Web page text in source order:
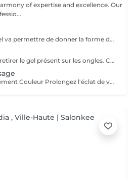
of expertise and excellence. Our
La pose complète en gel va permettre de donner la forme désirée en rallongeant (ou pas) les ongles (préalablement préparés) soit par la technique du chablon (rallongement au gel) soit par les capsules. Ensuite vient la pose du gel qui sera façonné et enfin la pose de la couleur ou de la French.
La dépose de gel sert à retirer le gel présent sur les ongles. Cette prestation comprend uniquement le ponçage du gel et le raccourcissement des ongles.
Polissage & Rafraîchissement Couleur Prolongez l'éclat de votre pose en toute simplicité. Après une pose complète ou un remplissage, profitez de ce service rapide qui permet de rafraîchir vos ongles sans recommencer une prestation complète. Nous préparons délicatement la surface existante, lissons la repousse et appliquons la couleur de votre choix pour un effet propre et soigné. Idéal entre deux remplissages, ce rendez-vous express vous offre des ongles impeccables et la liberté de changer de teinte selon vos envies.